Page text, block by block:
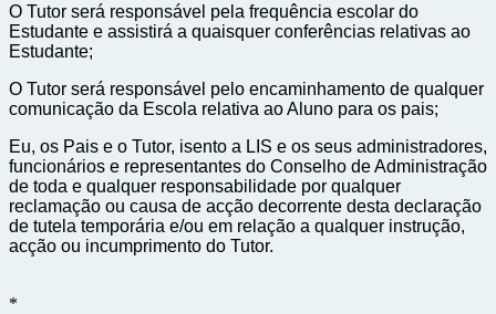
O Tutor será responsável pela frequência escolar do
Estudante e assistirá a quaisquer conferências relativas ao
Estudante;
O Tutor será responsável pelo encaminhamento de qualquer
comunicação da Escola relativa ao Aluno para os pais;
Eu, os Pais e o Tutor, isento a LIS e os seus administradores,
funcionários e representantes do Conselho de Administração
de toda e qualquer responsabilidade por qualquer
reclamação ou causa de acção decorrente desta declaração
de tutela temporária e/ou em relação a qualquer instrução,
acção ou incumprimento do Tutor.
*